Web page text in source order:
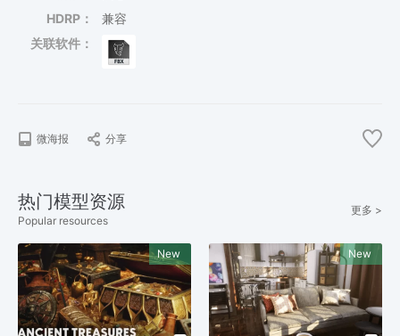
HDRP：
兼容
关联软件：
微海报 分享
热门模型资源
Popular resources
更多 >